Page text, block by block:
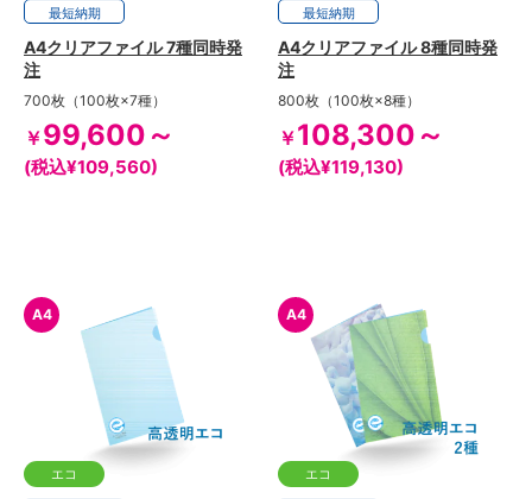
最短3日納期
A4クリアファイル 7種同時発
注
700枚（100枚×7種）
￥99,600～
(税込¥109,560)
最短3日納期
A4クリアファイル 8種同時発
注
800枚（100枚×8種）
￥108,300～
(税込¥119,130)
A4
エコ
A4
エコ